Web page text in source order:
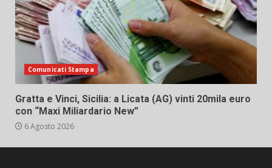
Comunicati Stampa
Gratta e Vinci, Sicilia: a Licata (AG) vinti 20mila euro
con “Maxi Miliardario New”
6 Agosto 2026